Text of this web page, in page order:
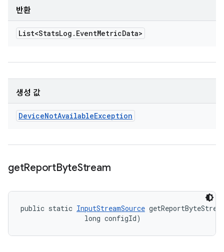
반환
List<StatsLog . EventMetricData>
생성 값
DeviceNotAvailableException
getReportByteStream
public static InputStreamSource
                long configId)